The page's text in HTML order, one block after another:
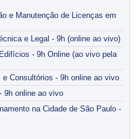
e Manutenção de Licenças em
e Legal - 9h (online ao vivo)
- 9h Online (ao vivo pela
Consultórios - 9h online ao vivo
9h online ao vivo
na Cidade de São Paulo -